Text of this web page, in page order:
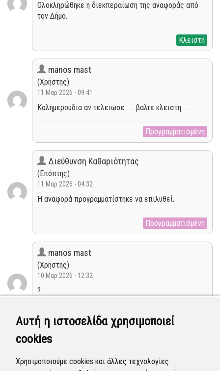
Αυτή η ιστοσελίδα χρησιμοποιεί
cookies
Χρησιμοποιούμε cookies και άλλες τεχνολογίες
Ολοκληρώθηκε η διεκπεραίωση της αναφοράς από
τον Δήμο.
Κλειστή
manos mast
(Χρήστης)
11 Μαρ 2026 - 09:41
Καλημερουδια αν τελειωσε ..... βαλτε κλειστη ....
Προγραμματισμένη
Διεύθυνση Καθαριότητας
(Επόπτης)
11 Μαρ 2026 - 04:32
Η αναφορά προγραμματίστηκε να επιλυθεί.
Προγραμματισμένη
manos mast
(Χρήστης)
10 Μαρ 2026 - 12:32
?
manos mast
(Χρήστης)
09 Μαρ 2026 - 12:04